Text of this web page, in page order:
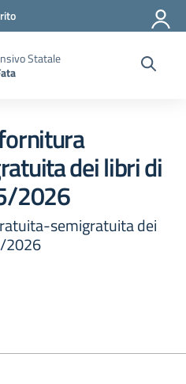
Statale
dei libri di
2026
semigratuita dei
2026